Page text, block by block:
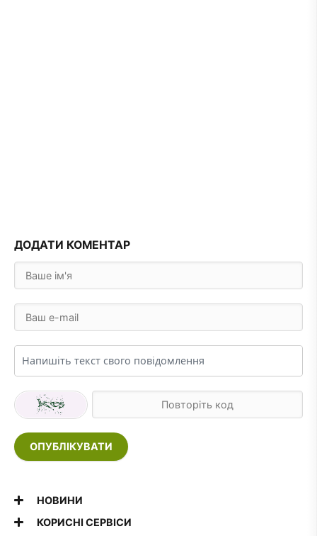
ДОДАТИ КОМЕНТАР
ОПУБЛІКУВАТИ
НОВИНИ
КОРИСНІ СЕРВІСИ